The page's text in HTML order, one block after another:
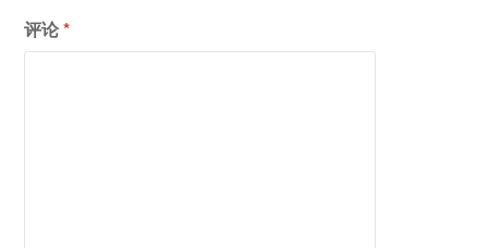
评论*